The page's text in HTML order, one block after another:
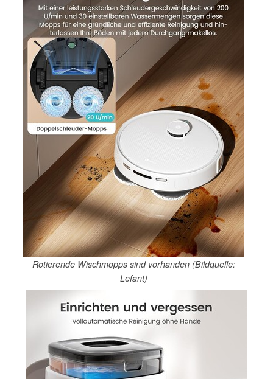
Rotierende Wischmopps sind vorhanden (Bildquelle:
Lefant)